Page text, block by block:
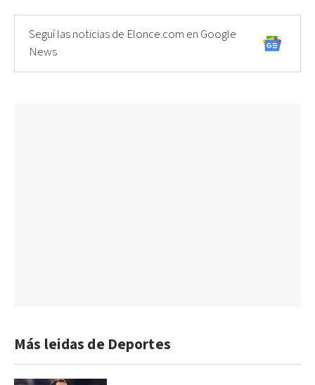
Seguí las noticias de Elonce.com en Google
News
Más leidas de Deportes